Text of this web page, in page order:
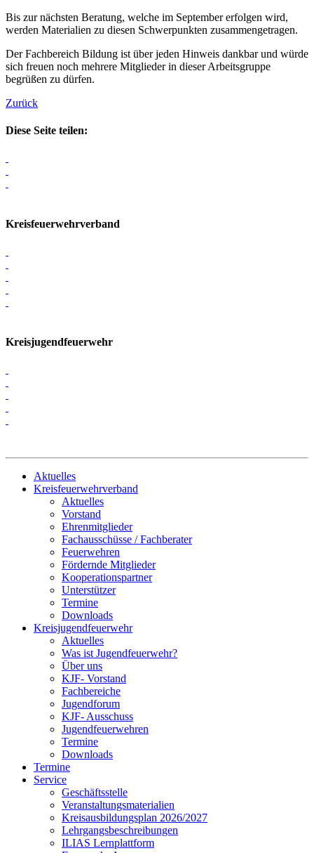
Bis zur nächsten Beratung, welche im September erfolgen wird,
werden Materialien zu diesen Schwerpunkten zusammengetragen.
Der Fachbereich Bildung ist über jeden Hinweis dankbar und würde
sich freuen noch mehrere Mitglieder in dieser Arbeitsgruppe
begrüßen zu dürfen.
Zurück
Diese Seite teilen:
Kreisfeuerwehrverband
Kreisjugendfeuerwehr
Aktuelles
Kreisfeuerwehrverband
Aktuelles
Vorstand
Ehrenmitglieder
Fachausschüsse / Fachberater
Feuerwehren
Fördernde Mitglieder
Kooperationspartner
Unterstützer
Termine
Downloads
Kreisjugendfeuerwehr
Aktuelles
Was ist Jugendfeuerwehr?
Über uns
KJF- Vorstand
Fachbereiche
Jugendforum
KJF- Ausschuss
Jugendfeuerwehren
Termine
Downloads
Termine
Service
Geschäftsstelle
Veranstaltungsmaterialien
Kreisausbildungsplan 2026/2027
Lehrgangsbeschreibungen
ILIAS Lernplattform